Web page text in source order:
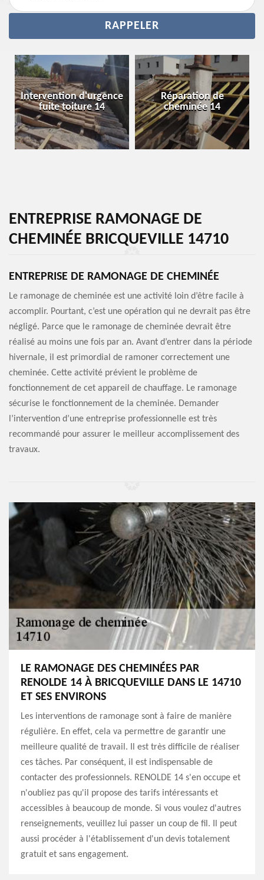
Intervention d'urgence
fuite toiture 14
Réparation de
cheminée 14
ENTREPRISE RAMONAGE DE
CHEMINÉE BRICQUEVILLE 14710
ENTREPRISE DE RAMONAGE DE CHEMINÉE
Le ramonage de cheminée est une activité loin d’être facile à
accomplir. Pourtant, c’est une opération qui ne devrait pas être
négligé. Parce que le ramonage de cheminée devrait être
réalisé au moins une fois par an. Avant d’entrer dans la période
hivernale, il est primordial de ramoner correctement une
cheminée. Cette activité prévient le problème de
fonctionnement de cet appareil de chauffage. Le ramonage
sécurise le fonctionnement de la cheminée. Demander
l’intervention d’une entreprise professionnelle est très
recommandé pour assurer le meilleur accomplissement des
travaux.
LE RAMONAGE DES CHEMINÉES PAR
RENOLDE 14 À BRICQUEVILLE DANS LE 14710
ET SES ENVIRONS
Les interventions de ramonage sont à faire de manière
régulière. En effet, cela va permettre de garantir une
meilleure qualité de travail. Il est très difficile de réaliser
ces tâches. Par conséquent, il est indispensable de
contacter des professionnels. RENOLDE 14 s'en occupe et
n'oubliez pas qu'il propose des tarifs intéressants et
accessibles à beaucoup de monde. Si vous voulez d'autres
renseignements, veuillez lui passer un coup de fil. Il peut
aussi procéder à l'établissement d'un devis totalement
gratuit et sans engagement.